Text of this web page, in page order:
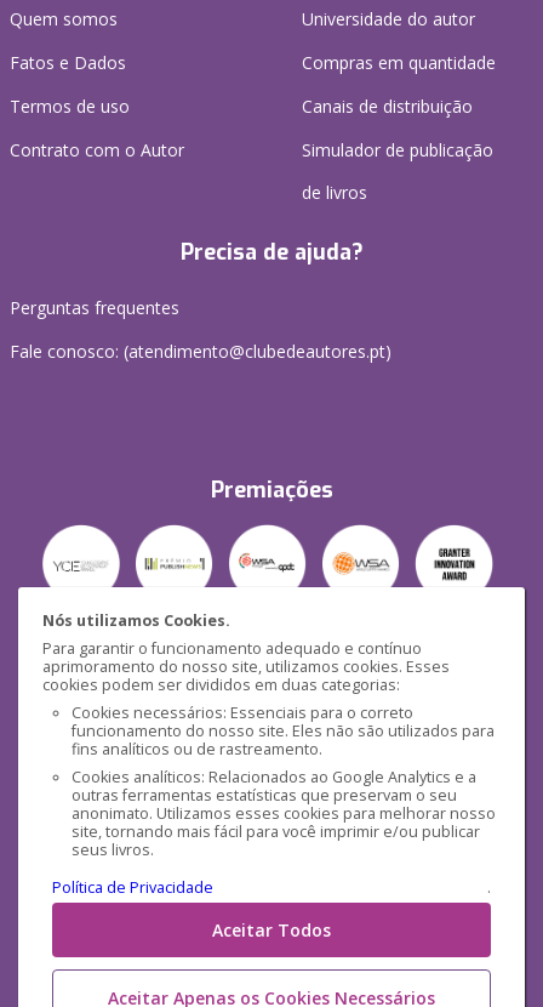
Nós utilizamos Cookies.
Para garantir o funcionamento adequado e contínuo
aprimoramento do nosso site, utilizamos cookies. Esses
cookies podem ser divididos em duas categorias:
Cookies necessários: Essenciais para o correto
funcionamento do nosso site. Eles não são utilizados para
fins analíticos ou de rastreamento.
Cookies analíticos: Relacionados ao Google Analytics e a
outras ferramentas estatísticas que preservam o seu
anonimato. Utilizamos esses cookies para melhorar nosso
site, tornando mais fácil para você imprimir e/ou publicar
seus livros.
Política de Privacidade
.
Aceitar Todos
Aceitar Apenas os Cookies Necessários
Quem somos
Fatos e Dados
Termos de uso
Contrato com o Autor
Universidade do autor
Compras em quantidade
Canais de distribuição
Simulador de publicação
de livros
Precisa de ajuda?
Perguntas frequentes
Fale conosco: (atendimento@clubedeautores.pt)
Premiações
Segurança
Mídias Sociais